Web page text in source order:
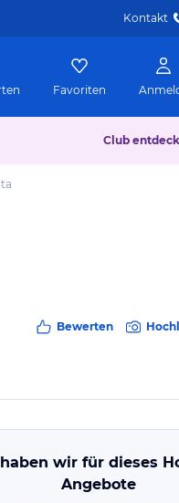
Kontakt
Favoriten
Club
Bewerten
wir für dieses
Angebote